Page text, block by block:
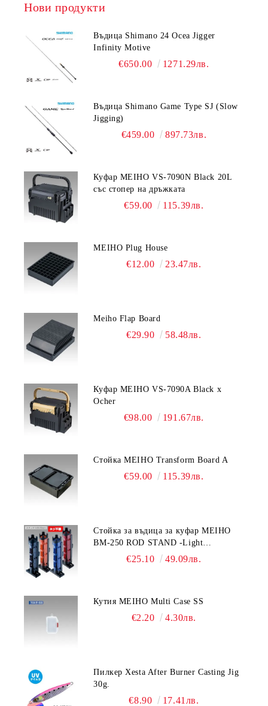
Нови продукти
Въдица Shimano 24 Ocea Jigger
Infinity Motive
€650.00 1271.29лв.
Въдица Shimano Game Type SJ (Slow
Jigging)
€459.00 897.73лв.
Куфар MEIHO VS-7090N Black 20L
със стопер на дръжката
€59.00 115.39лв.
MEIHO Plug House
€12.00 23.47лв.
Meiho Flap Board
€29.90 58.48лв.
Куфар MEIHO VS-7090A Black x
Ocher
€98.00 191.67лв.
Стойка MEIHO Transform Board A
€59.00 115.39лв.
Стойка за въдица за куфар MEIHO
BM-250 ROD STAND -Light
Blue/Black color
€25.10 49.09лв.
Кутия MEIHO Multi Case SS
€2.20 4.30лв.
Пилкер Xesta After Burner Casting Jig
30g.
€8.90 17.41лв.